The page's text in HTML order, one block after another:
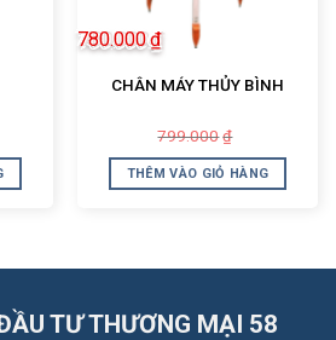
CHÂN MÁY THỦY BÌNH
799.000 ₫
là:
799.000₫.
780.000₫
tại
là:
THÊM VÀO GIỎ HÀNG
TƯ THƯƠNG MẠI 58